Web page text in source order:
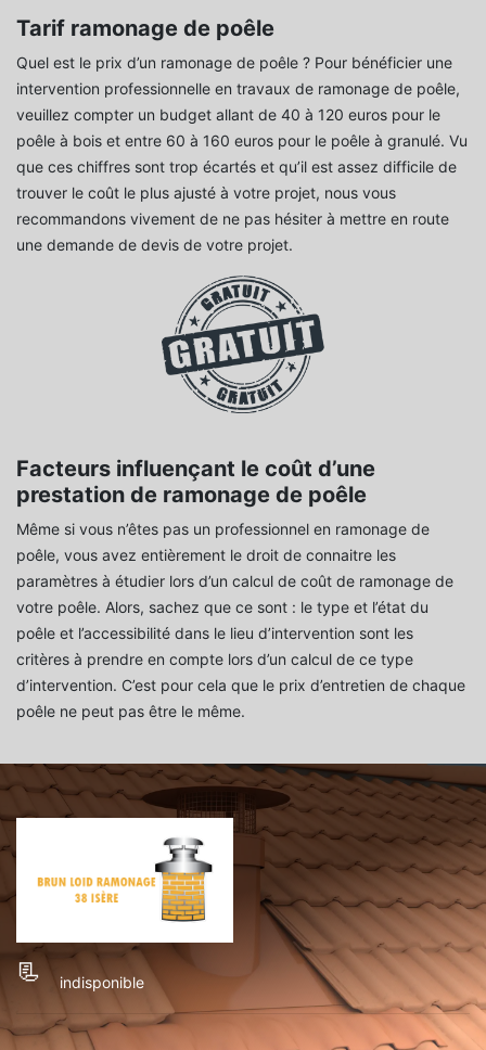
Tarif ramonage de poêle
Quel est le prix d’un ramonage de poêle ? Pour bénéficier une
intervention professionnelle en travaux de ramonage de poêle,
veuillez compter un budget allant de 40 à 120 euros pour le
poêle à bois et entre 60 à 160 euros pour le poêle à granulé. Vu
que ces chiffres sont trop écartés et qu’il est assez difficile de
trouver le coût le plus ajusté à votre projet, nous vous
recommandons vivement de ne pas hésiter à mettre en route
une demande de devis de votre projet.
Facteurs influençant le coût d’une
prestation de ramonage de poêle
Même si vous n’êtes pas un professionnel en ramonage de
poêle, vous avez entièrement le droit de connaitre les
paramètres à étudier lors d’un calcul de coût de ramonage de
votre poêle. Alors, sachez que ce sont : le type et l’état du
poêle et l’accessibilité dans le lieu d’intervention sont les
critères à prendre en compte lors d’un calcul de ce type
d’intervention. C’est pour cela que le prix d’entretien de chaque
poêle ne peut pas être le même.
indisponible